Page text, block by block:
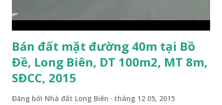
Bán đất mặt đường 40m tại Bồ
Đề, Long Biên, DT 100m2, MT 8m,
SĐCC, 2015
Đăng bởi Nhà đất Long Biên tháng 12 05, 2015